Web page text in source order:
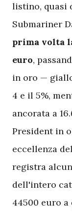
listino, quasi
Submariner
prima volta
euro,
in oro —
4 e il 5%,
ancorata a
President in
eccellenza
registra
dell'intero
44500 euro